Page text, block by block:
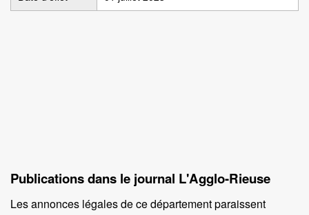
Publications dans le journal L'Agglo-Rieuse
Les annonces légales de ce département paraissent